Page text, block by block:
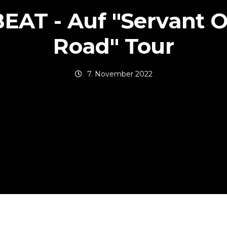
- Auf "Servant
Road" Tour
7. November 2022